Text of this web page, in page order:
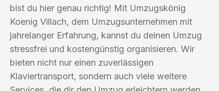
bist du hier genau richtig! Mit Umzugskönig
Koenig Villach, dem Umzugsunternehmen mit
jahrelanger Erfahrung, kannst du deinen Umzug
stressfrei und kostengünstig organisieren. Wir
bieten nicht nur einen zuverlässigen
Klaviertransport, sondern auch viele weitere